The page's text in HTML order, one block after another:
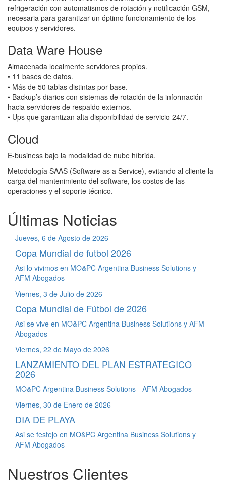
refrigeración con automatismos de rotación y notiﬁcación GSM,
necesaria para garantizar un óptimo funcionamiento de los
equipos y servidores.
Data Ware House
Almacenada localmente servidores propios.
• 11 bases de datos.
• Más de 50 tablas distintas por base.
• Backup’s diarios con sistemas de rotación de la información
hacia servidores de respaldo externos.
• Ups que garantizan alta disponibilidad de servicio 24/7.
Cloud
E-business bajo la modalidad de nube híbrida.
Metodología SAAS (Software as a Service), evitando al cliente la
carga del mantenimiento del software, los costos de las
operaciones y el soporte técnico.
Últimas Noticias
Jueves, 6 de Agosto de 2026
Copa Mundial de futbol 2026
Asi lo vivimos en MO&PC Argentina Business Solutions y
AFM Abogados
Viernes, 3 de Julio de 2026
Copa Mundial de Fútbol de 2026
Asi se vive en MO&PC Argentina Business Solutions y AFM
Abogados
Viernes, 22 de Mayo de 2026
LANZAMIENTO DEL PLAN ESTRATEGICO
2026
MO&PC Argentina Business Solutions - AFM Abogados
Viernes, 30 de Enero de 2026
DIA DE PLAYA
Asi se festejo en MO&PC Argentina Business Solutions y
AFM Abogados
Nuestros Clientes